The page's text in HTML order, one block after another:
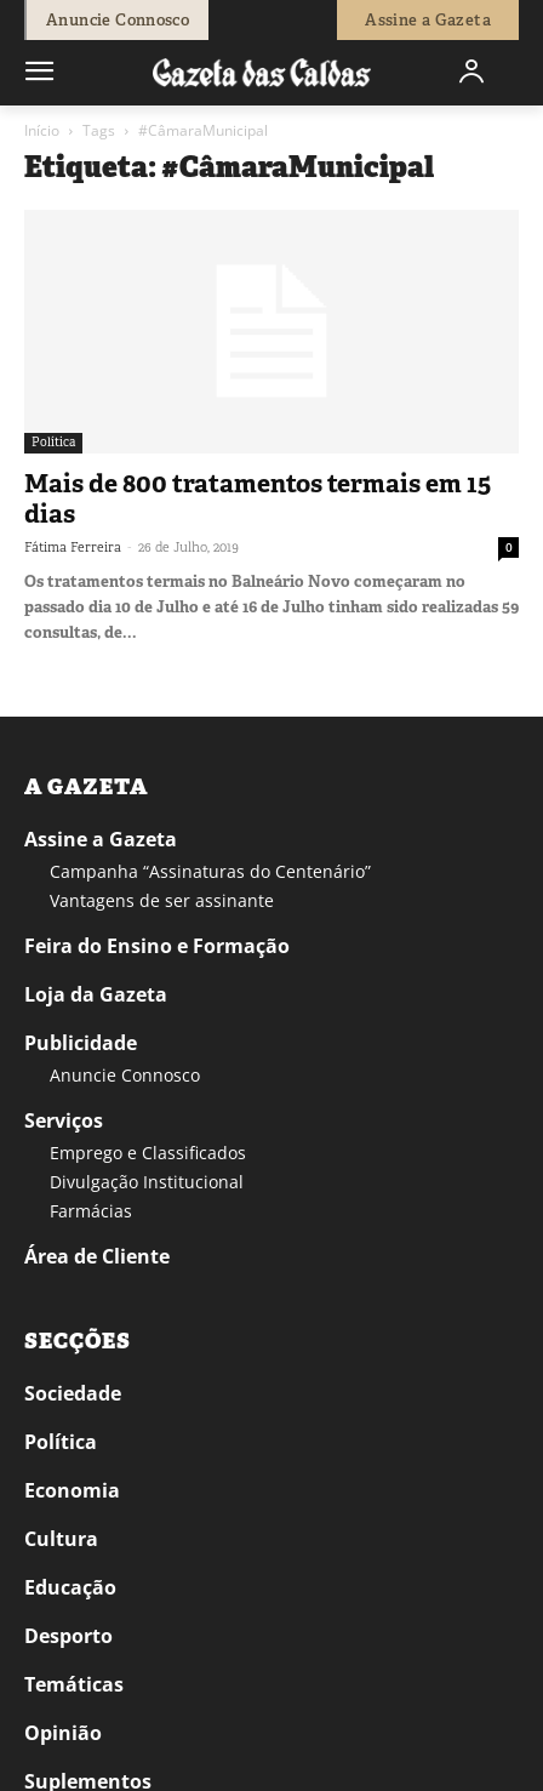
Anuncie Connosco Assine a Gazeta
Início Tags #CâmaraMunicipal
Etiqueta: #CâmaraMunicipal
Política
Mais de 800 tratamentos termais em 15
dias
Fátima Ferreira - 26 de Julho, 2019 0
Os tratamentos termais no Balneário Novo começaram no
passado dia 10 de Julho e até 16 de Julho tinham sido realizadas 59
consultas, de...
A GAZETA
Assine a Gazeta
Campanha “Assinaturas do Centenário”
Vantagens de ser assinante
Feira do Ensino e Formação
Loja da Gazeta
Publicidade
Anuncie Connosco
Serviços
Emprego e Classificados
Divulgação Institucional
Farmácias
Área de Cliente
SECÇÕES
Sociedade
Política
Economia
Cultura
Educação
Desporto
Temáticas
Opinião
Suplementos